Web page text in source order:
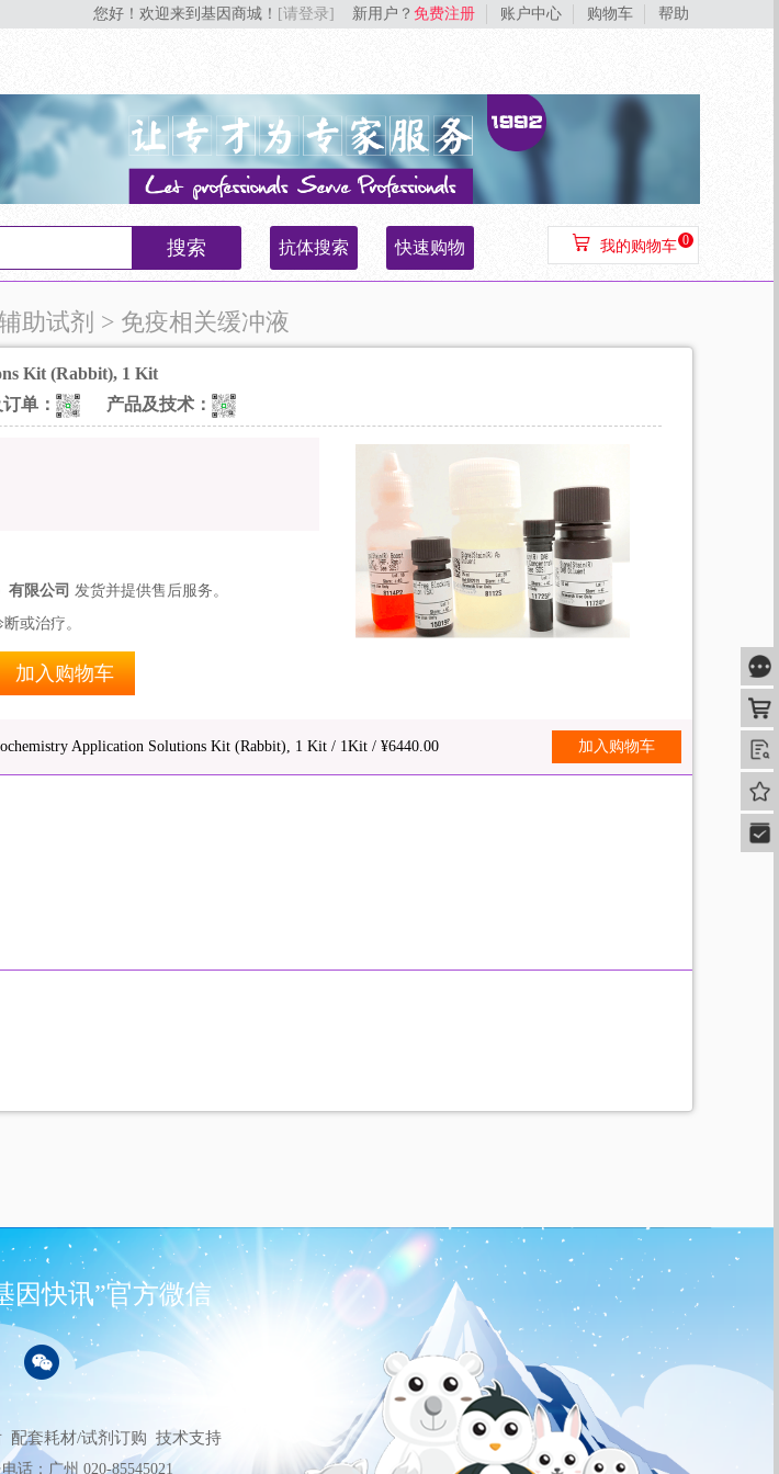
您好！欢迎来到基因商城！ [请登录] 新用户？ 免费注册 账户中心 购物车 帮助
搜索 抗体搜索 快速购物 0
我的购物车
助试剂 > 免疫相关缓冲液
Kit (Rabbit), 1 Kit
单： 产品及技术：
有限公司发货并提供售后服务。
或治疗。
加入购物车
Application Solutions Kit (Rabbit), 1 Kit / 1Kit / ¥6440.00 加入购物车
因快讯”官方微信
配套耗材/试剂订购 技术支持
话：广州 020-85545021
购
查
我
快